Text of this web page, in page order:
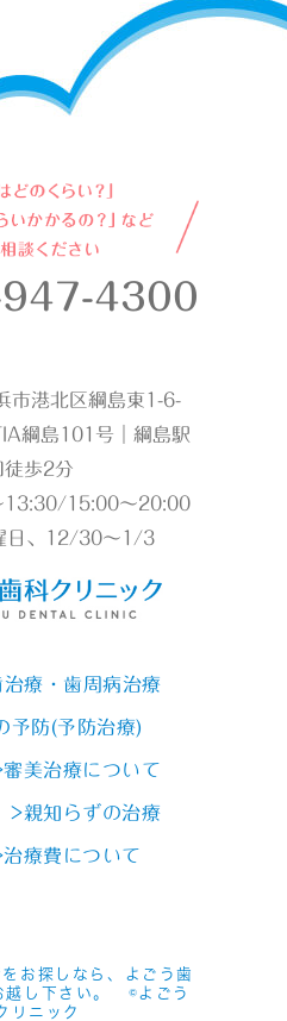
4300
市港北区綱島東1-6-
綱島101号｜綱島駅
徒歩2分
13:30/15:00～20:00
日、12/30～1/3
療・歯周病治療
予防(予防治療)
審美治療について
>親知らずの治療
治療費について
お探しなら、よごう歯
越し下さい。 ©よごう
リニック